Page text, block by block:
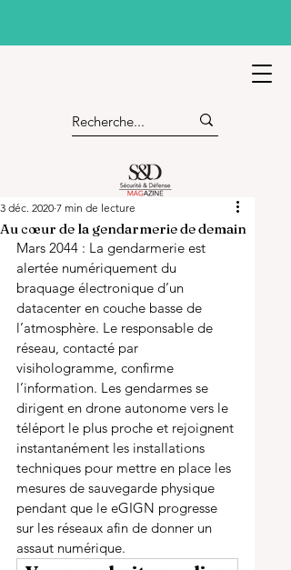
Au cœur de la gendarmerie de demain
3 déc. 2020 7 min de lecture
Mars 2044 : La gendarmerie est
alertée numériquement du
braquage électronique d’un
datacenter en couche basse de
l’atmosphère. Le responsable de
réseau, contacté par
visihologramme, confirme
l’information. Les gendarmes se
dirigent en drone autonome vers le
téléport le plus proche et rejoignent
instantanément les installations
techniques pour mettre en place les
mesures de sauvegarde physique
pendant que le eGIGN progresse
sur les réseaux afin de donner un
assaut numérique.